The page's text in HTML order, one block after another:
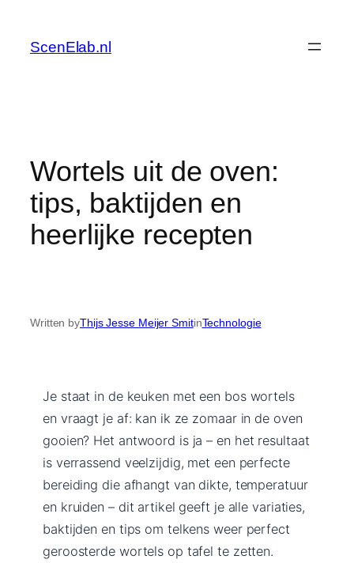
content
ScenElab.nl
Wortels uit de oven:
tips, baktijden en
heerlijke recepten
Written byThijs Jesse Meijer SmitinTechnologie
Je staat in de keuken met een bos wortels
en vraagt je af: kan ik ze zomaar in de oven
gooien? Het antwoord is ja – en het resultaat
is verrassend veelzijdig, met een perfecte
bereiding die afhangt van dikte, temperatuur
en kruiden – dit artikel geeft je alle variaties,
baktijden en tips om telkens weer perfect
geroosterde wortels op tafel te zetten.